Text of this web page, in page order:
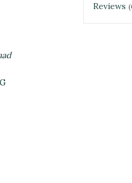
Reviews